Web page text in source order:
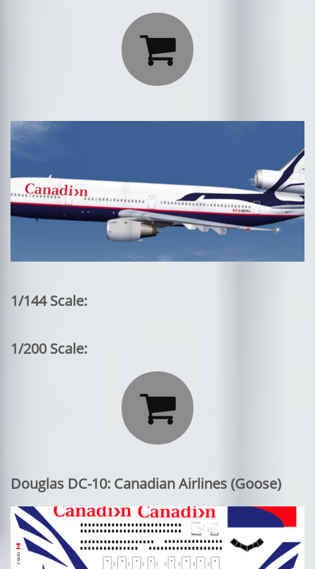

1/144 Scale:
1/200 Scale:

Douglas DC-10: Canadian Airlines (Goose)